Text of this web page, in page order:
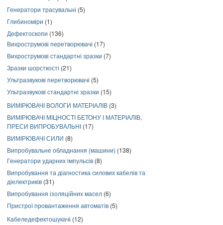
Генератори трасувальні (5)
Глибиноміри (1)
Дефектоскопи (136)
Вихрострумові перетворювачі (17)
Вихрострумові стандартні зразки (7)
Зразки шорсткості (21)
Ультразвукові перетворювачі (5)
Ультразвукові стандартні зразки (15)
ВИМІРЮВАЧІ ВОЛОГИ МАТЕРІАЛІВ (3)
ВИМІРЮВАЧІ МІЦНОСТІ БЕТОНУ І МАТЕРІАЛІВ,
ПРЕСИ ВИПРОБУВАЛЬНІ (17)
ВИМІРЮВАЧІ СИЛИ (8)
Випробувальне обладнання (машини) (138)
Генератори ударних імпульсів (8)
Випробування та діагностика силових кабелів та
діелектриків (31)
Випробування ізоляційних масел (6)
Пристрої провантаження автоматів (5)
Кабеледефектошукачі (12)